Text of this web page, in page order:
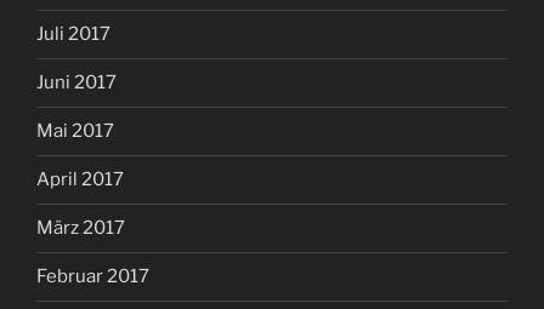
Juli 2017
Juni 2017
Mai 2017
April 2017
März 2017
Februar 2017